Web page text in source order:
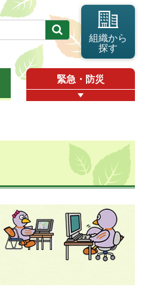
組織から
探す
緊急・防災